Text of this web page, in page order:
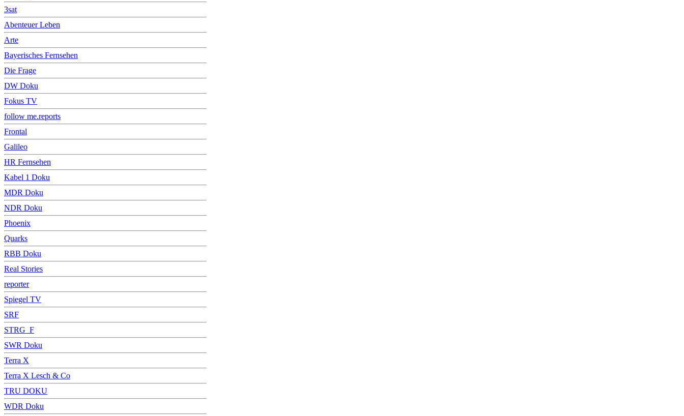
3sat
Abenteuer Leben
Arte
Bayerisches Fernsehen
Die Frage
DW Doku
Fokus TV
follow me.reports
Frontal
Galileo
HR Fernsehen
Kabel 1 Doku
MDR Doku
NDR Doku
Phoenix
Quarks
RBB Doku
Real Stories
reporter
Spiegel TV
SRF
STRG_F
SWR Doku
Terra X
Terra X Lesch & Co
TRU DOKU
WDR Doku